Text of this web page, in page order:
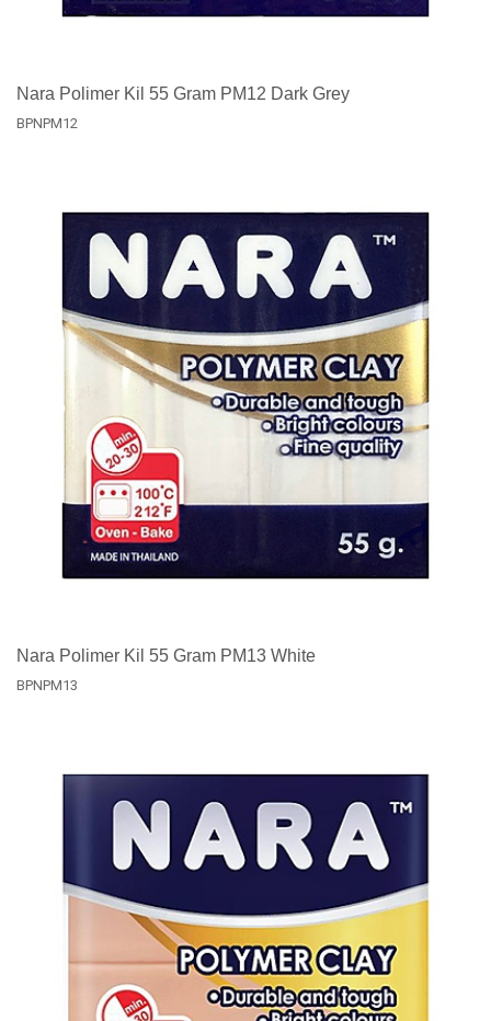
Nara Polimer Kil 55 Gram PM12 Dark Grey
BPNPM12
Nara Polimer Kil 55 Gram PM13 White
BPNPM13